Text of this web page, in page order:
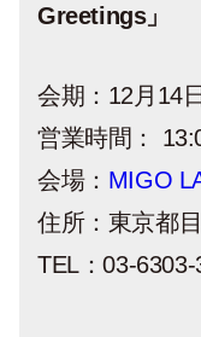
Greetings」
会期：12月14
営業時間：
会場： MIGO
住所：東京都
TEL：03-6303-